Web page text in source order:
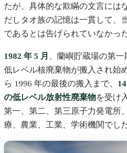
たが、具体的な欺瞞の文言には
だしタオ族の記憶は一貫して、
であるとは告げられていなかっ
1982 年 5 月 、蘭嶼貯蔵場の第
低レベル核廃棄物が搬入され始
ら 1996 年の最後の搬入まで、
の低レベル放射性廃棄物を受け
第一、第二、第三原子力発電所
療、農業、工業、学術機関でした